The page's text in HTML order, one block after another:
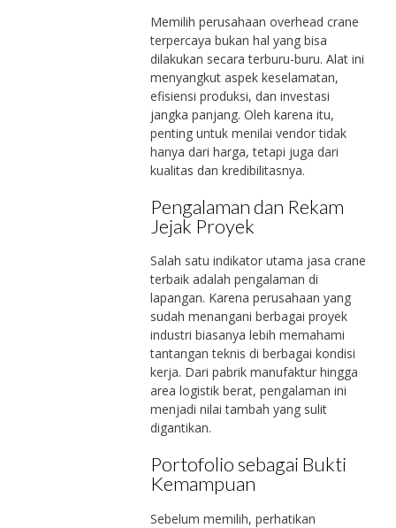
Memilih perusahaan overhead crane
terpercaya bukan hal yang bisa
dilakukan secara terburu-buru. Alat ini
menyangkut aspek keselamatan,
efisiensi produksi, dan investasi
jangka panjang. Oleh karena itu,
penting untuk menilai vendor tidak
hanya dari harga, tetapi juga dari
kualitas dan kredibilitasnya.
Pengalaman dan Rekam
Jejak Proyek
Salah satu indikator utama jasa crane
terbaik adalah pengalaman di
lapangan. Karena perusahaan yang
sudah menangani berbagai proyek
industri biasanya lebih memahami
tantangan teknis di berbagai kondisi
kerja. Dari pabrik manufaktur hingga
area logistik berat, pengalaman ini
menjadi nilai tambah yang sulit
digantikan.
Portofolio sebagai Bukti
Kemampuan
Sebelum memilih, perhatikan